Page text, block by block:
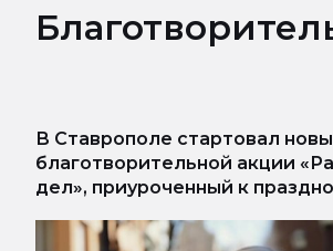
В Ставрополе стартовал
благотворительной акции
дел», приуроченный к